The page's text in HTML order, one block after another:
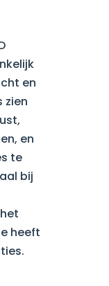
en
zien
en
te
bij
heeft